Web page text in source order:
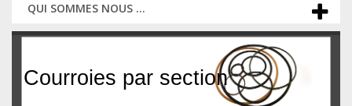
QUI SOMMES NOUS ...
Courroies par section